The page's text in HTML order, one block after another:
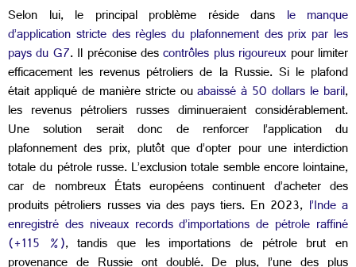
Selon lui, le principal problème réside dans le manque
d’application stricte des règles du plafonnement des prix par les
pays du G7. Il préconise descontrôles plus rigoureux pour limiter
efficacement les revenus pétroliers de la Russie. Si le plafond
était appliqué de manière stricte ouabaissé à 50 dollars le baril,
les revenus pétroliers russes diminueraient considérablement.
Une solution serait donc de renforcer l’application du
plafonnement des prix, plutôt que d’opter pour une interdiction
totale du pétrole russe.L’exclusion totale semble encore lointaine,
car de nombreux États européens continuent d’acheter des
produits pétroliers russes via des pays tiers. En 2023, l’Inde a
enregistré des niveaux records d’importations de pétrole raffiné
(+115 %), tandis que les importations de pétrole brut en